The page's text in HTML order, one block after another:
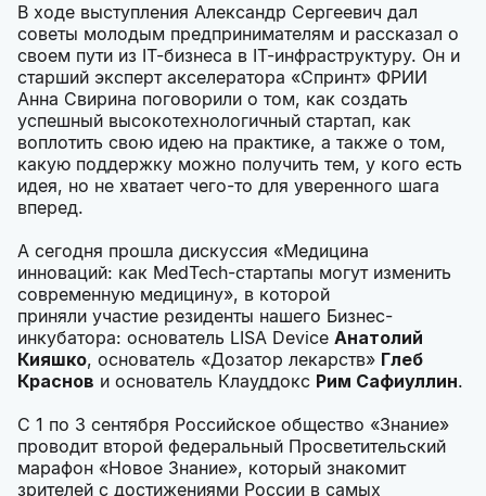
В ходе выступления Александр Сергеевич дал
советы молодым предпринимателям и рассказал о
своем пути из IT-бизнеса в IT-инфраструктуру. Он и
старший эксперт акселератора «Спринт» ФРИИ
Анна Свирина поговорили о том, как создать
успешный высокотехнологичный стартап, как
воплотить свою идею на практике, а также о том,
какую поддержку можно получить тем, у кого есть
идея, но не хватает чего-то для уверенного шага
вперед.
А сегодня прошла дискуссия «Медицина
инноваций: как MedTech-стартапы могут изменить
современную медицину», в которой
приняли участие резиденты нашего Бизнес-
инкубатора: основатель LISA Device Анатолий
Кияшко, основатель «Дозатор лекарств» Глеб
Краснов и основатель Клауддокс Рим Сафиуллин.
С 1 по 3 сентября Российское общество «Знание»
проводит второй федеральный Просветительский
марафон «Новое Знание», который знакомит
зрителей с достижениями России в самых